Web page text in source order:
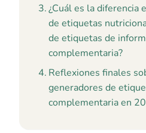
¿Cuál es la diferencia
de etiquetas
de etiquetas de
complementaria?
Reflexiones finales
generadores de
complementaria en